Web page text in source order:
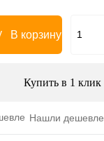
В корзину
Купить в 1 клик
Нашли дешевле